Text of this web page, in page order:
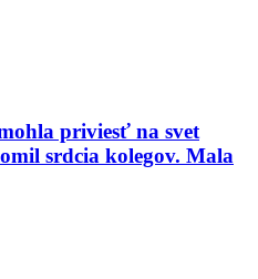
priviesť na svet
srdcia kolegov. Mala